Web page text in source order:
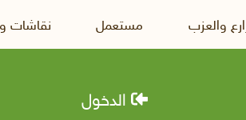
والعزب مستعمل نقاشات
الدخول